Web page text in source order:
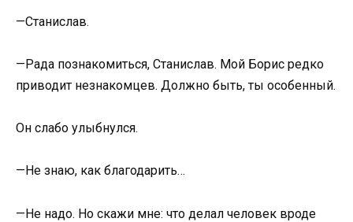
—Станислав.
—Рада познакомиться, Станислав. Мой Борис редко
приводит незнакомцев. Должно быть, ты особенный.
Он слабо улыбнулся.
—Не знаю, как благодарить…
—Не надо. Но скажи мне: что делал человек вроде